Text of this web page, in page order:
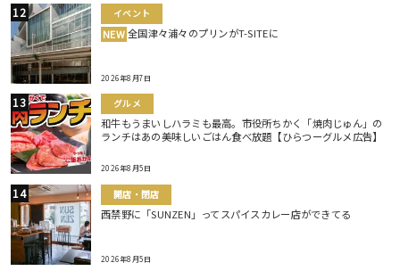
イベント
NEW 全国津々浦々のプリンがT-SITEに
2026年8月7日
グルメ
和牛もうまいしハラミも最高。市役所ちかく「焼肉じゅん」の
ランチはあの美味しいごはん食べ放題【ひらつーグルメ広告】
2026年8月5日
開店・閉店
西禁野に「SUNZEN」ってスパイスカレー店ができてる
2026年8月5日